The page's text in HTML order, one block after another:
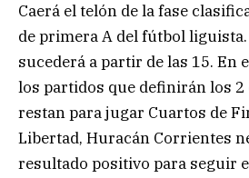
Caerá el telón de la fase
de primera A del fútbol
sucederá a partir de las 15. En
los partidos que definirán los
restan para jugar Cuartos de
Libertad, Huracán Corrientes
resultado positivo para seguir